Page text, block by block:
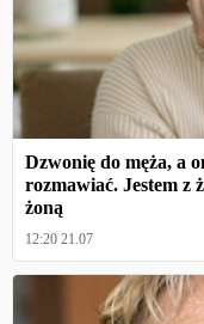
Dzwonię do męża, a
rozmawiać. Jestem z
żoną
12:20 21.07